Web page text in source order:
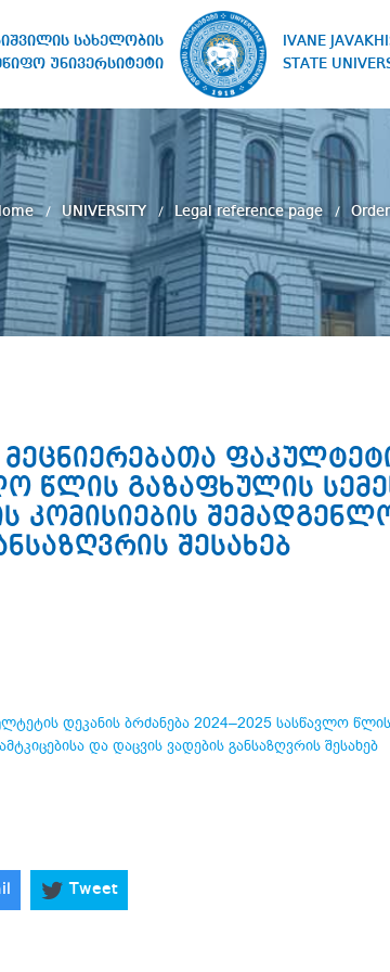
სახელობის
უნივერსიტეტი
IVANE
STATE
UNIVERSITY Legal reference page
წლის გაზაფხულის
კომისიების
შესახებ
დეკანის ბრძანება 2024–2025 სასწავლო
და დაცვის ვადების განსაზღვრის შესახებ
Tweet